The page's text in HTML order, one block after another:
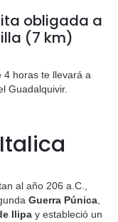
obligada a
(7 km)
4 horas te llevará a
Guadalquivir.
al año 206 a.C.,
Guerra Púnica
Ilipa y estableció un